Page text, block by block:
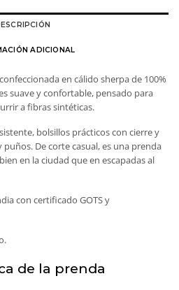
ADICIONAL
en cálido sherpa de 100%
suave y confortable, pensado para
a fibras sintéticas.
bolsillos prácticos con cierre y
De corte casual, es una prenda
en la ciudad que en escapadas al
con certificado GOTS y
de la prenda